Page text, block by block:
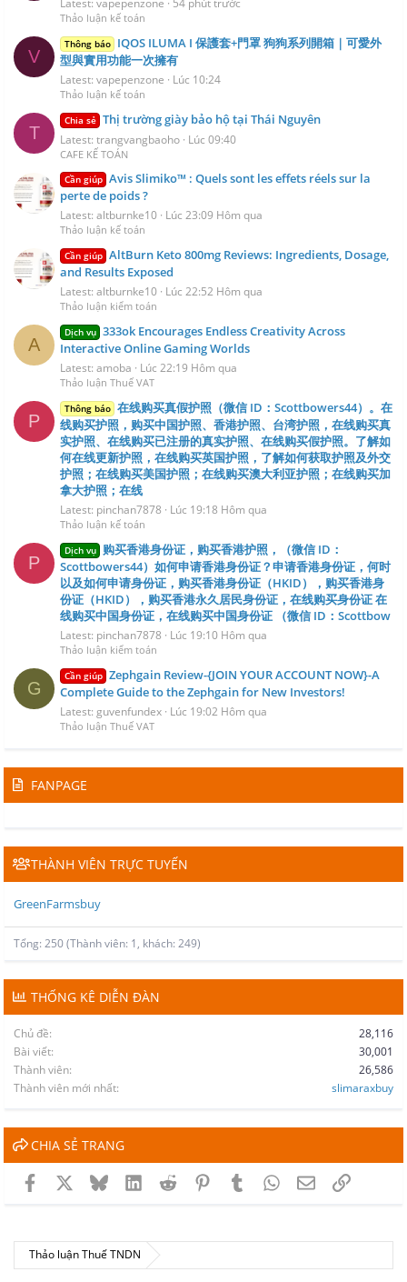
Latest: vapepenzone 54 phút trước
Thảo luận kế toán
V
Thông báo IQOS ILUMA I 保護套+門罩 狗狗系列開箱｜可愛外
型與實用功能一次擁有
Latest: vapepenzone Lúc 10:24
Thảo luận kế toán
T
Chia sẻ Thị trường giày bảo hộ tại Thái Nguyên
Latest: trangvangbaoho Lúc 09:40
CAFE KẾ TOÁN
Cần giúp Avis Slimiko™ : Quels sont les effets réels sur la
perte de poids ?
Latest: altburnke10 Lúc 23:09 Hôm qua
Thảo luận kế toán
Cần giúp AltBurn Keto 800mg Reviews: Ingredients, Dosage,
and Results Exposed
Latest: altburnke10 Lúc 22:52 Hôm qua
Thảo luận kiểm toán
A
Dịch vụ 333ok Encourages Endless Creativity Across
Interactive Online Gaming Worlds
Latest: amoba Lúc 22:19 Hôm qua
Thảo luận Thuế VAT
P
Thông báo 在线购买真假护照（微信 ID：Scottbowers44）。在
线购买护照，购买中国护照、香港护照、台湾护照，在线购买真
实护照、在线购买已注册的真实护照、在线购买假护照。了解如
何在线更新护照，在线购买英国护照，了解如何获取护照及外交
护照；在线购买美国护照；在线购买澳大利亚护照；在线购买加
拿大护照；在线
Latest: pinchan7878 Lúc 19:18 Hôm qua
Thảo luận kế toán
P
Dịch vụ 购买香港身份证，购买香港护照，（微信 ID：
Scottbowers44）如何申请香港身份证？申请香港身份证，何时
以及如何申请身份证，购买香港身份证（HKID），购买香港身
份证（HKID），购买香港永久居民身份证，在线购买身份证 在
线购买中国身份证，在线购买中国身份证 （微信 ID：Scottbow
Latest: pinchan7878 Lúc 19:10 Hôm qua
Thảo luận kiểm toán
G
Cần giúp Zephgain Review-{JOIN YOUR ACCOUNT NOW}-A
Complete Guide to the Zephgain for New Investors!
Latest: guvenfundex Lúc 19:02 Hôm qua
Thảo luận Thuế VAT
FANPAGE
THÀNH VIÊN TRỰC TUYẾN
GreenFarmsbuy
Tổng: 250 (Thành viên: 1, khách: 249)
THỐNG KÊ DIỄN ĐÀN
Chủ đề
28,116
Bài viết
30,001
Thành viên
26,586
Thành viên mới nhất
slimaraxbuy
CHIA SẺ TRANG
Facebook BlueskyLinkedInReddit PinterestTumblrWhatsApp
EmailLink
Thảo luận Thuế TNDN